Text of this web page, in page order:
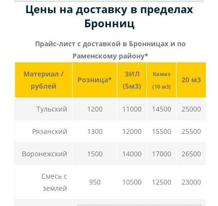
Цены на доставку в пределах
Бронниц
Прайс-лист с доставкой в Бронницах и по
Раменскому району*
Материал /
рублей
Розница*
ЗИЛ
(5м3)
Камаз
(10 м3)
20 м3
Тульский 1200 11000 14500 25000
Рязанский 1300 12000 15500 25500
Воронежский 1500 14000 17000 26500
Смесь с
землей
950 10500 12500 23000